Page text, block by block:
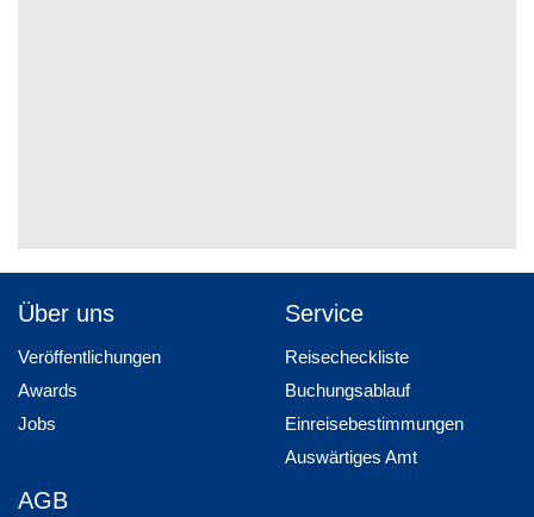
Über uns
Veröffentlichungen
Awards
Jobs
Service
Reisecheckliste
Buchungsablauf
Einreisebestimmungen
Auswärtiges Amt
AGB